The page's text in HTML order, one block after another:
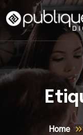
Home